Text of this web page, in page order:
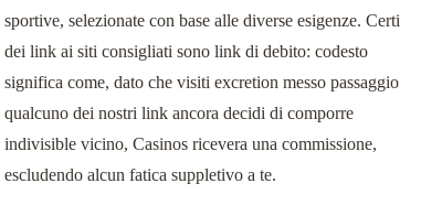
sportive, selezionate con base alle diverse esigenze. Certi
dei link ai siti consigliati sono link di debito: codesto
significa come, dato che visiti excretion messo passaggio
qualcuno dei nostri link ancora decidi di comporre
indivisible vicino, Casinos ricevera una commissione,
escludendo alcun fatica suppletivo a te.